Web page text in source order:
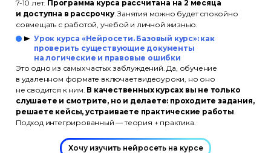
7-10 лет. Программа курса рассчитана на 2 месяца
и доступна в рассрочку. Занятия можно будет спокойно
совмещать с работой, учебой и личной жизнью.
Урок курса «Нейросети. Базовый курс»: как
проверить существующие документы
на логические и правовые ошибки
Это одно из самых частых заблуждений. Да, обучение
в удаленном формате включает видеоуроки, но оно
не сводится к ним. В качественных курсах вы не только
слушаете и смотрите, но и делаете: проходите задания,
решаете кейсы, устраиваете практические работы
Подход интегрированный — теория + практика.
Хочу изучить нейросеть на курсе